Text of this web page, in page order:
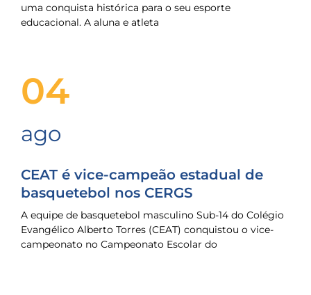
uma conquista histórica para o seu esporte
educacional. A aluna e atleta
04
ago
CEAT é vice-campeão estadual de
basquetebol nos CERGS
A equipe de basquetebol masculino Sub-14 do Colégio
Evangélico Alberto Torres (CEAT) conquistou o vice-
campeonato no Campeonato Escolar do